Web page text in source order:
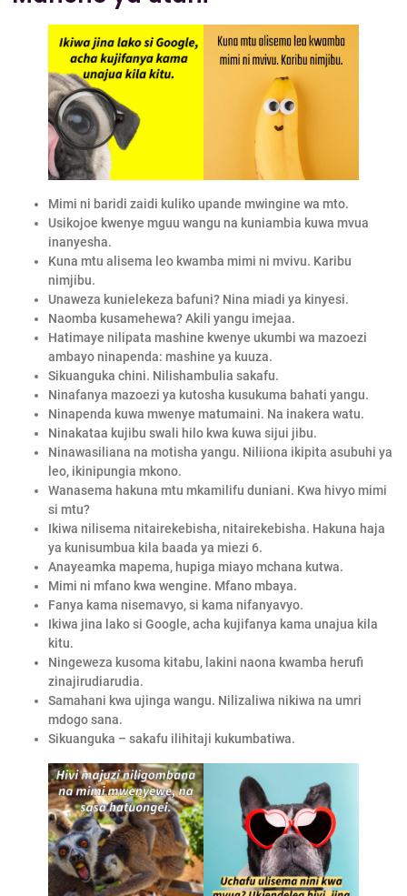
Mimi ni baridi zaidi kuliko upande mwingine wa mto.
Usikojoe kwenye mguu wangu na kuniambia kuwa mvua
inanyesha.
Kuna mtu alisema leo kwamba mimi ni mvivu. Karibu
nimjibu.
Unaweza kunielekeza bafuni? Nina miadi ya kinyesi.
Naomba kusamehewa? Akili yangu imejaa.
Hatimaye nilipata mashine kwenye ukumbi wa mazoezi
ambayo ninapenda: mashine ya kuuza.
Sikuanguka chini. Nilishambulia sakafu.
Ninafanya mazoezi ya kutosha kusukuma bahati yangu.
Ninapenda kuwa mwenye matumaini. Na inakera watu.
Ninakataa kujibu swali hilo kwa kuwa sijui jibu.
Ninawasiliana na motisha yangu. Niliiona ikipita asubuhi ya
leo, ikinipungia mkono.
Wanasema hakuna mtu mkamilifu duniani. Kwa hivyo mimi
si mtu?
Ikiwa nilisema nitairekebisha, nitairekebisha. Hakuna haja
ya kunisumbua kila baada ya miezi 6.
Anayeamka mapema, hupiga miayo mchana kutwa.
Mimi ni mfano kwa wengine. Mfano mbaya.
Fanya kama nisemavyo, si kama nifanyavyo.
Ikiwa jina lako si Google, acha kujifanya kama unajua kila
kitu.
Ningeweza kusoma kitabu, lakini naona kwamba herufi
zinajirudiarudia.
Samahani kwa ujinga wangu. Nilizaliwa nikiwa na umri
mdogo sana.
Sikuanguka – sakafu ilihitaji kukumbatiwa.